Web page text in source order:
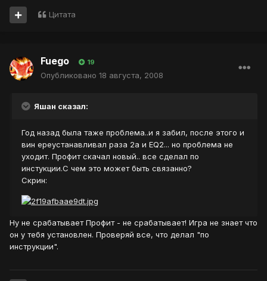
Цитата
Fuego 19
Опубликовано 18 августа, 2008
Яшан сказал:
Год назад была таже проблема..и я забил, после этого и
вин ереустанавливал раза 2а и EQ2... но проблема не
уходит. Профит скачал новый.. все сделал по
инстукции.С чем это может быть связанно?
Скрин:
Ну не срабатывает Профит - не срабатывает! Игра не знает что
он у тебя установлен. Проверяй все, что делал "по
инструкции".